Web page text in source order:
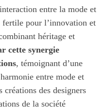
entre la mode et
pour l’innovation et
héritage et
cette synergie
, témoignant d’une
entre mode et
des designers
de la société